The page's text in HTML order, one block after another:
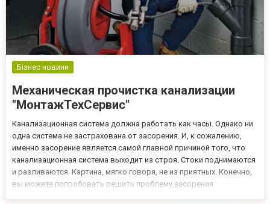
Бізнес новини
Механическая прочистка канализации
"МонтажТехСервис"
Канализационная система должна работать как часы. Однако ни
одна система не застрахована от засорения. И, к сожалению,
именно засорение является самой главной причиной того, что
канализационная система выходит из строя. Стоки поднимаются
и разливаются. Картина, мягко говоря, не из приятных. Конечно,
вы можете попробовать решить проблему засорения